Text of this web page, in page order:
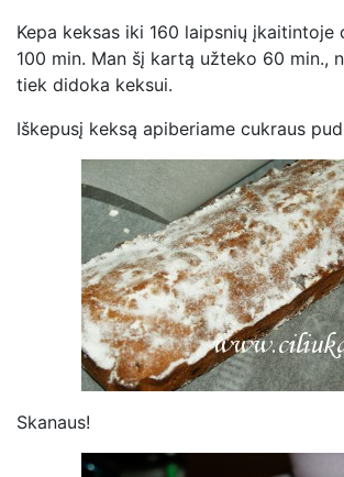
Kepa keksas iki 160 laipsnių
100 min. Man šį kartą užteko 60 min.,
tiek didoka keksui.
Iškepusį keksą apiberiame cukraus
Skanaus!